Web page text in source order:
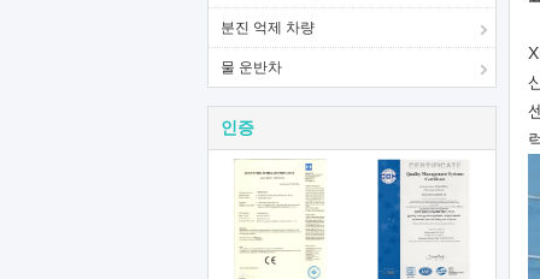
분진 억제 차량
물 운반차
인증